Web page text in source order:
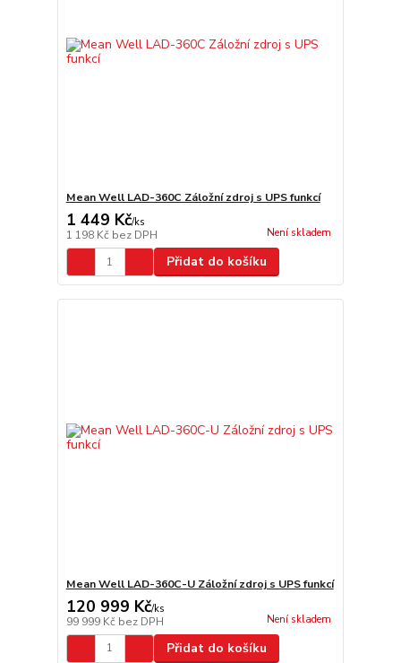
Mean Well LAD-360C Záložní zdroj s UPS funkcí
1 449 Kč/ks
1 198 Kč bez DPH Není skladem
Přidat do košíku
Mean Well LAD-360C-U Záložní zdroj s UPS funkcí
120 999 Kč/ks
99 999 Kč bez DPH Není skladem
Přidat do košíku